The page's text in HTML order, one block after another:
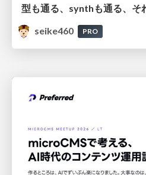
seike460
PRO